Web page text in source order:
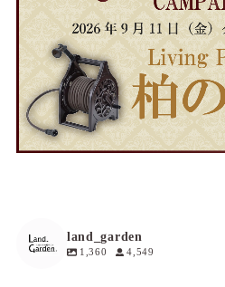
land_garden
1,360 4,549